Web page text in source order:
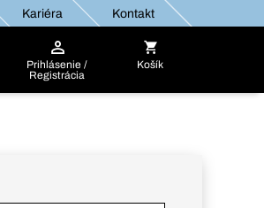
Kariéra Kontakt
Prihlásenie /
Registrácia
Košík